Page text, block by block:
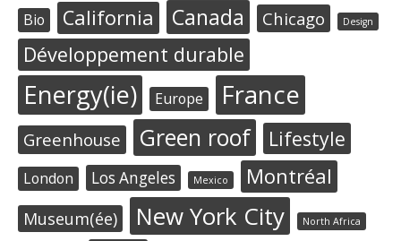
Bio California Canada Chicago Design
Développement durable
Energy(ie) Europe France
Greenhouse Green roof Lifestyle
London Los Angeles Mexico Montréal
Museum(ée) New York City North Africa